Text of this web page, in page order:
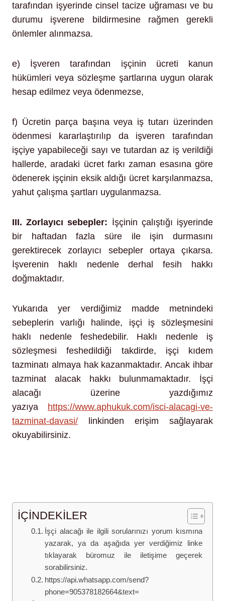
tarafından işyerinde cinsel tacize uğraması ve bu
durumu işverene bildirmesine rağmen gerekli
önlemler alınmazsa.
e) İşveren tarafından işçinin ücreti kanun
hükümleri veya sözleşme şartlarına uygun olarak
hesap edilmez veya ödenmezse,
f) Ücretin parça başına veya iş tutarı üzerinden
ödenmesi kararlaştırılıp da işveren tarafından
işçiye yapabileceği sayı ve tutardan az iş verildiği
hallerde, aradaki ücret farkı zaman esasına göre
ödenerek işçinin eksik aldığı ücret karşılanmazsa,
yahut çalışma şartları uygulanmazsa.
III. Zorlayıcı sebepler: İşçinin çalıştığı işyerinde
bir haftadan fazla süre ile işin durmasını
gerektirecek zorlayıcı sebepler ortaya çıkarsa.
İşverenin haklı nedenle derhal fesih hakkı
doğmaktadır.
Yukarıda yer verdiğimiz madde metnindeki
sebeplerin varlığı halinde, işçi iş sözleşmesini
haklı nedenle feshedebilir. Haklı nedenle iş
sözleşmesi feshedildiği takdirde, işçi kıdem
tazminatı almaya hak kazanmaktadır. Ancak ihbar
tazminat alacak hakkı bulunmamaktadır. İşçi
alacağı üzerine yazdığımız
yazıya https://www.aphukuk.com/isci-alacagi-ve-
tazminat-davasi/ linkinden erişim sağlayarak
okuyabilirsiniz.
İÇİNDEKİLER
İşçi alacağı ile ilgili sorularınızı yorum kısmına
yazarak, ya da aşağıda yer verdiğimiz linke
tıklayarak büromuz ile iletişime geçerek
sorabilirsiniz.
https://api.whatsapp.com/send?
phone=905378182664&text=